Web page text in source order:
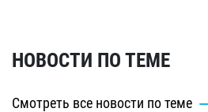
НОВОСТИ ПО ТЕМЕ
Смотреть все новости по теме